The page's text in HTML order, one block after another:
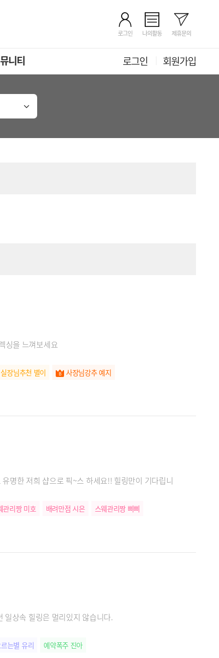
로그인 나의활동 제휴문의
니티 로그인 회원가입
싱을 느껴보세요
실장님추천 별이 사장님강추 예지
관리짱 미호 배려만점 시은
스웨관리짱 삐삐
상속 힐링은 멀리있지 않습니다.
는별 유리 예약폭주 진아